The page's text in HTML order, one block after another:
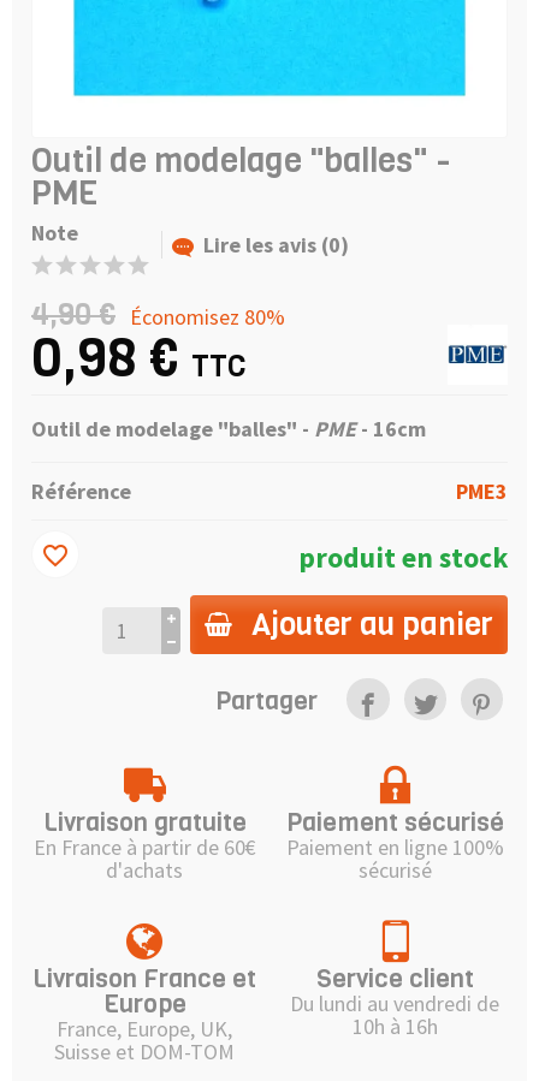
Outil de modelage "balles" -
PME
Note Lire les avis (0)
4,90 € Économisez 80%
0,98 € TTC
Outil de modelage "balles" - PME- 16cm
Référence PME3
produit en stock
Ajouter au panier
favorite_border
Partager
Livraison gratuite
En France à partir de 60€
d'achats
Paiement sécurisé
Paiement en ligne 100%
sécurisé
Livraison France et
Europe
France, Europe, UK,
Suisse et DOM-TOM
Service client
Du lundi au vendredi de
10h à 16h